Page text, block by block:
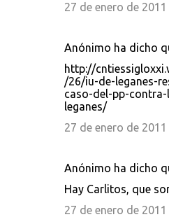
27 de enero de
Anónimo ha dicho
http://
/26/iu-de-leganes-
caso-del-pp-
leganes/
27 de enero de
Anónimo ha dicho
Hay Carlitos, que
27 de enero de